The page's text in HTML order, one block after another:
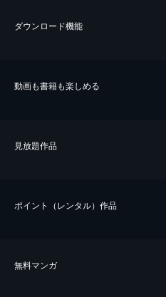
ダウンロード機能
動画も書籍も楽しめる
⾒放題作品
ポイント（レンタル）作品
無料マンガ